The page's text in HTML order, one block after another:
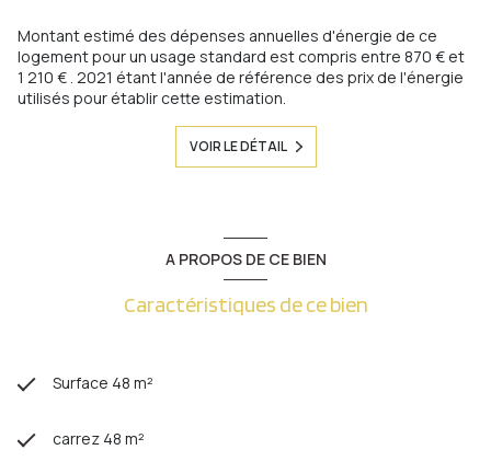
Montant estimé des dépenses annuelles d'énergie de ce
logement pour un usage standard est compris entre 870 € et
1 210 € . 2021 étant l'année de référence des prix de l'énergie
utilisés pour établir cette estimation.
VOIR LE DÉTAIL
A PROPOS DE CE BIEN
Caractéristiques de ce bien
Surface 48 m²
carrez 48 m²